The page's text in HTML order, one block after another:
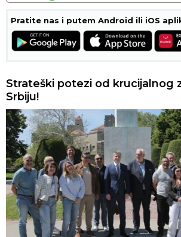
Pratite nas i putem Android ili iOS
Strateški potezi od krucijalnog
Srbiju!